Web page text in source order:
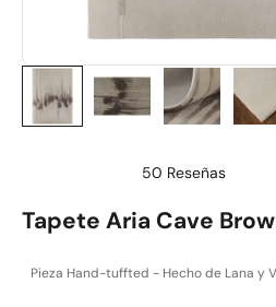
de
5
50 Reseñas
Tapete Aria Cave
Pieza Hand-tuffted - Hecho de Lana y